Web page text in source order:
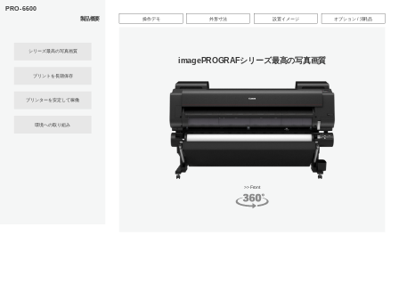
PRO-6600
製品概要
シリーズ最高の写真画質
プリントを長期保存
プリンターを安定して稼働
環境への取り組み
操作デモ 外形寸法 設置イメージ オプション / 消耗品
imagePROGRAFシリーズ最高の写真画質
>> Front